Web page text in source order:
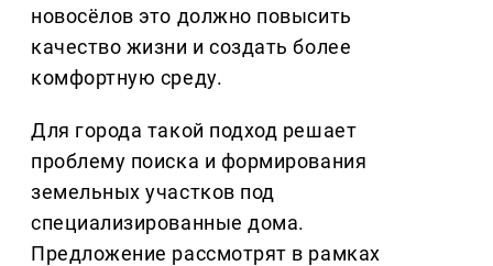
новосёлов это должно повысить
качество жизни и создать более
комфортную среду.
Для города такой подход решает
проблему поиска и формирования
земельных участков под
специализированные дома.
Предложение рассмотрят в рамках